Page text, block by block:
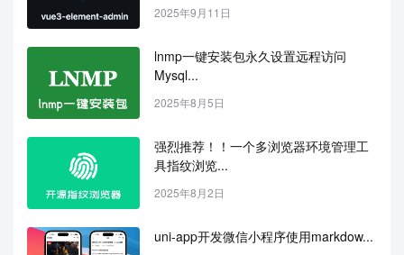
2025年9月11日
lnmp一键安装包永久设置远程访问
Mysql...
2025年8月5日
强烈推荐！！一个多浏览器环境管理工
具指纹浏览...
2025年8月2日
uni-app开发微信小程序使用markdow...